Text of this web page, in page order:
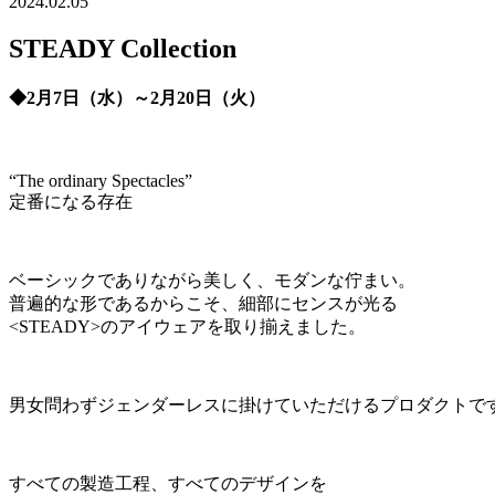
STEADY Collection
◆2月7日（水）～2月20日（火）
“The ordinary Spectacles”
定番になる存在
ベーシックでありながら美しく、モダンな佇まい。
普遍的な形であるからこそ、細部にセンスが光る
<STEADY>のアイウェアを取り揃えました。
男女問わずジェンダーレスに掛けていただけるプロダクトで
すべての製造工程、すべてのデザインを